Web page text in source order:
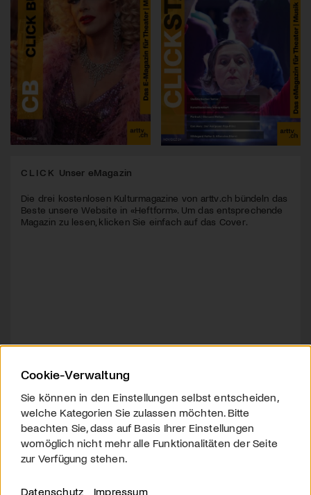
CLICK Unser eMagazin
Die drei kostenlosen Kulturmagazine von arttv.ch bündeln das
Beste unsere Website in «Heftform». Um das entsprechende
Magazin zu lesen, klicken Sie einfach auf das Cover.
Cookie-Verwaltung
Sie können in den Einstellungen selbst entscheiden,
welche Kategorien Sie zulassen möchten. Bitte
beachten Sie, dass auf Basis Ihrer Einstellungen
womöglich nicht mehr alle Funktionalitäten der Seite
zur Verfügung stehen.
Datenschutz Impressum